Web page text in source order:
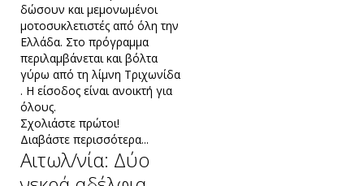
δώσουν και μεμονωμένοι
μοτοσυκλετιστές από όλη την
Ελλάδα. Στο πρόγραμμα
περιλαμβάνεται και βόλτα
γύρω από τη λίμνη Τριχωνίδα
. Η είσοδος είναι ανοικτή για
όλους.
Σχολιάστε πρώτοι!
Διαβάστε περισσότερα...
Αιτωλ/νία: Δύο